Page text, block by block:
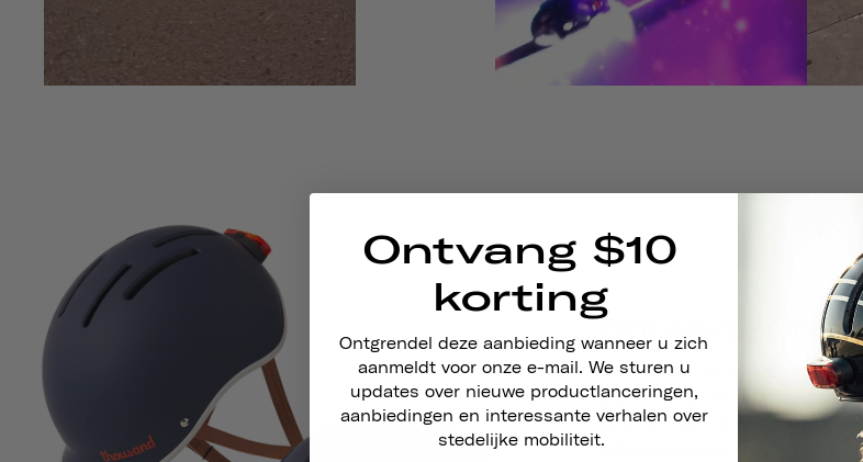
Ontwerp-DNA
Bij Thousand ontwerpen we
impact op de planeet tot een
onze anti-diefstal PopLock tot
veiligheidsgecertificeerde pasvorm.
Ontvang $10
korting
Ontgrendel deze aanbieding wanneer u zich
aanmeldt voor onze e-mail. We sturen u
updates over nieuwe productlanceringen,
aanbiedingen en interessante verhalen over
stedelijke mobiliteit.